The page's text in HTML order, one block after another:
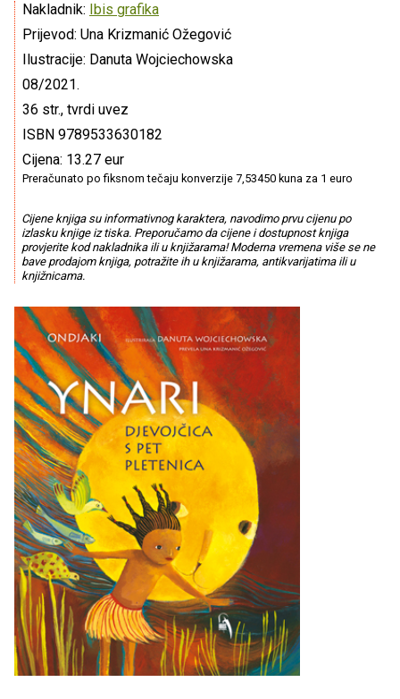
Nakladnik: Ibis grafika
Prijevod: Una Krizmanić Ožegović
Ilustracije: Danuta Wojciechowska
08/2021.
36 str., tvrdi uvez
ISBN 9789533630182
Cijena: 13.27 eur
Preračunato po fiksnom tečaju konverzije 7,53450 kuna za 1 euro
Cijene knjiga su informativnog karaktera, navodimo prvu cijenu po
izlasku knjige iz tiska. Preporučamo da cijene i dostupnost knjiga
provjerite kod nakladnika ili u knjižarama! Moderna vremena više se ne
bave prodajom knjiga, potražite ih u knjižarama, antikvarijatima ili u
knjižnicama.